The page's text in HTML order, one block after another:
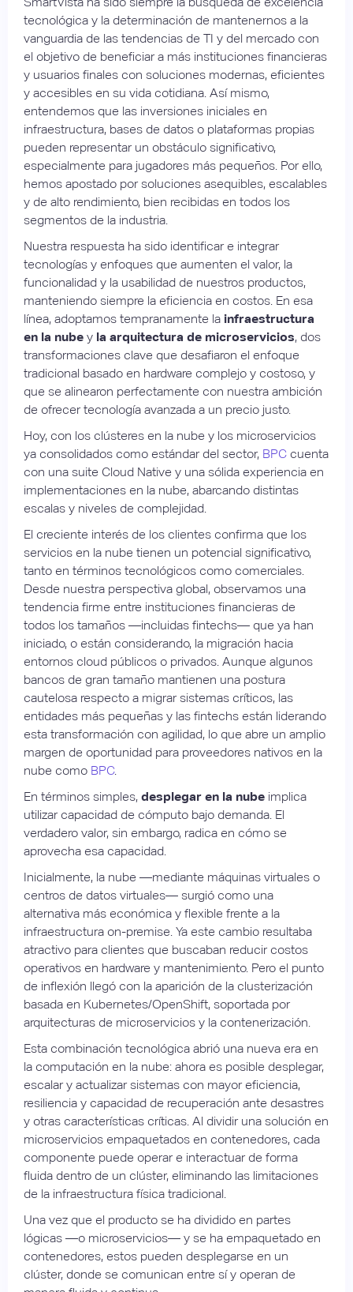
tecnológica y la determinación de mantenernos a la
vanguardia de las tendencias de TI y del mercado con
el objetivo de beneficiar a más instituciones financieras
y usuarios finales con soluciones modernas, eficientes
y accesibles en su vida cotidiana. Así mismo,
entendemos que las inversiones iniciales en
infraestructura, bases de datos o plataformas propias
pueden representar un obstáculo significativo,
especialmente para jugadores más pequeños. Por ello,
hemos apostado por soluciones asequibles, escalables
y de alto rendimiento, bien recibidas en todos los
segmentos de la industria.
Nuestra respuesta ha sido identificar e integrar
tecnologías y enfoques que aumenten el valor, la
funcionalidad y la usabilidad de nuestros productos,
manteniendo siempre la eficiencia en costos. En esa
línea, adoptamos tempranamente la infraestructura
en la nube y la arquitectura de microservicios, dos
transformaciones clave que desafiaron el enfoque
tradicional basado en hardware complejo y costoso, y
que se alinearon perfectamente con nuestra ambición
de ofrecer tecnología avanzada a un precio justo.
Hoy, con los clústeres en la nube y los microservicios
ya consolidados como estándar del sector, BPC cuenta
con una suite Cloud Native y una sólida experiencia en
implementaciones en la nube, abarcando distintas
escalas y niveles de complejidad.
El creciente interés de los clientes confirma que los
servicios en la nube tienen un potencial significativo,
tanto en términos tecnológicos como comerciales.
Desde nuestra perspectiva global, observamos una
tendencia firme entre instituciones financieras de
todos los tamaños —incluidas fintechs— que ya han
iniciado, o están considerando, la migración hacia
entornos cloud públicos o privados. Aunque algunos
bancos de gran tamaño mantienen una postura
cautelosa respecto a migrar sistemas críticos, las
entidades más pequeñas y las fintechs están liderando
esta transformación con agilidad, lo que abre un amplio
margen de oportunidad para proveedores nativos en la
nube como BPC.
En términos simples, desplegar en la nube implica
utilizar capacidad de cómputo bajo demanda. El
verdadero valor, sin embargo, radica en cómo se
aprovecha esa capacidad.
Inicialmente, la nube —mediante máquinas virtuales o
centros de datos virtuales— surgió como una
alternativa más económica y flexible frente a la
infraestructura on-premise. Ya este cambio resultaba
atractivo para clientes que buscaban reducir costos
operativos en hardware y mantenimiento. Pero el punto
de inflexión llegó con la aparición de la clusterización
basada en Kubernetes/OpenShift, soportada por
arquitecturas de microservicios y la contenerización.
Esta combinación tecnológica abrió una nueva era en
la computación en la nube: ahora es posible desplegar,
escalar y actualizar sistemas con mayor eficiencia,
resiliencia y capacidad de recuperación ante desastres
y otras características críticas. Al dividir una solución en
microservicios empaquetados en contenedores, cada
componente puede operar e interactuar de forma
fluida dentro de un clúster, eliminando las limitaciones
de la infraestructura física tradicional.
Una vez que el producto se ha dividido en partes
lógicas —o microservicios— y se ha empaquetado en
contenedores, estos pueden desplegarse en un
clúster, donde se comunican entre sí y operan de